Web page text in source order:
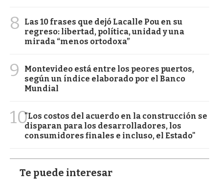
8
Las 10 frases que dejó Lacalle Pou en su
regreso: libertad, política, unidad y una
mirada “menos ortodoxa”
9
Montevideo está entre los peores puertos,
según un índice elaborado por el Banco
Mundial
10"Los costos del acuerdo en la construcción se
disparan para los desarrolladores, los
consumidores finales e incluso, el Estado"
Te puede interesar